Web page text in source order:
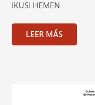
IKUSI HEMEN
LEER MÁS